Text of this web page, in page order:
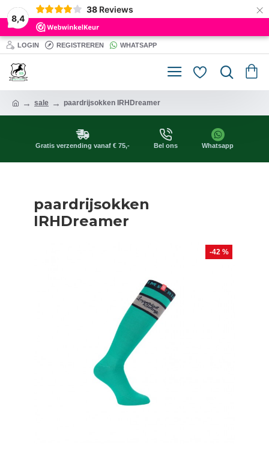
8,4
38 Reviews ×
LOGIN REGISTREREN WHATSAPP
sale paardrijsokken IRHDreamer
Gratis verzending vanaf € 75,- Bel ons Whatsapp
paardrijsokken
IRHDreamer
-42 %